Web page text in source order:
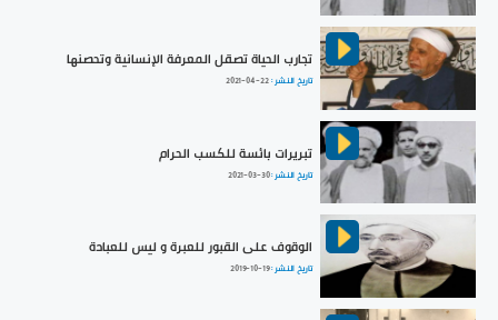
تجارب الحياة تصقل المعرفة الإنسانية وتحصنها
تاريخ النشر :2021-04-22
تبريرات بائسة للكسب الحرام
تاريخ النشر :2021-03-30
الوقوف على القبور للعبرة و ليس للعبادة
تاريخ النشر :2019-10-19